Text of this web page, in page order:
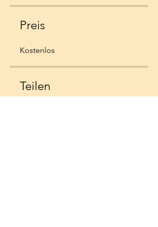
Preis
Kostenlos
Teilen